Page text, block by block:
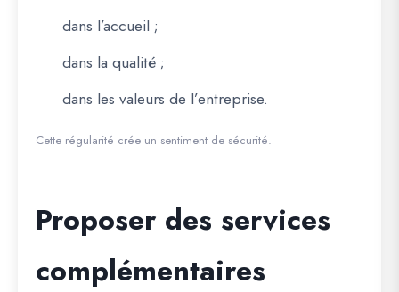
dans l’accueil ;
dans la qualité ;
dans les valeurs de l’entreprise.
Cette régularité crée un sentiment de sécurité.
Proposer des services
complémentaires